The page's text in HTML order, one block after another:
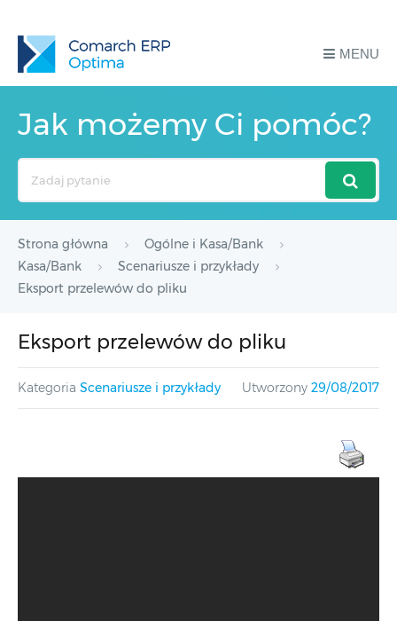
MENU
Jak możemy Ci pomóc?
Strona główna
Ogólne i Kasa/Bank
Kasa/Bank
Scenariusze i przykłady
Eksport przelewów do pliku
Eksport przelewów do pliku
Kategoria Scenariusze i przykłady Utworzony 29/08/2017